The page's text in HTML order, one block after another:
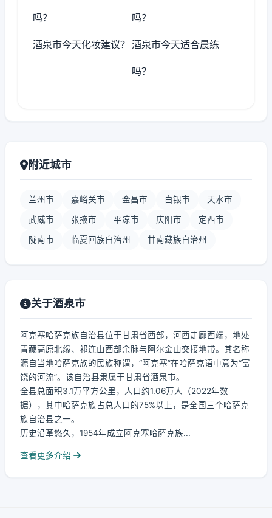
吗？ 吗？
酒泉市今天化妆建议？ 酒泉市今天适合晨练
吗？
附近城市
兰州市 嘉峪关市 金昌市 白银市 天水市
武威市 张掖市 平凉市 庆阳市 定西市
陇南市 临夏回族自治州 甘南藏族自治州
关于酒泉市
阿克塞哈萨克族自治县位于甘肃省西部，河西走廊西端，地处
青藏高原北缘、祁连山西部余脉与阿尔金山交接地带。其名称
源自当地哈萨克族的民族称谓，“阿克塞”在哈萨克语中意为“富
饶的河流”。该自治县隶属于甘肃省酒泉市。
全县总面积3.1万平方公里，人口约1.06万人（2022年数
据），其中哈萨克族占总人口的75%以上，是全国三个哈萨克
族自治县之一。
历史沿革悠久，1954年成立阿克塞哈萨克族...
查看更多介绍